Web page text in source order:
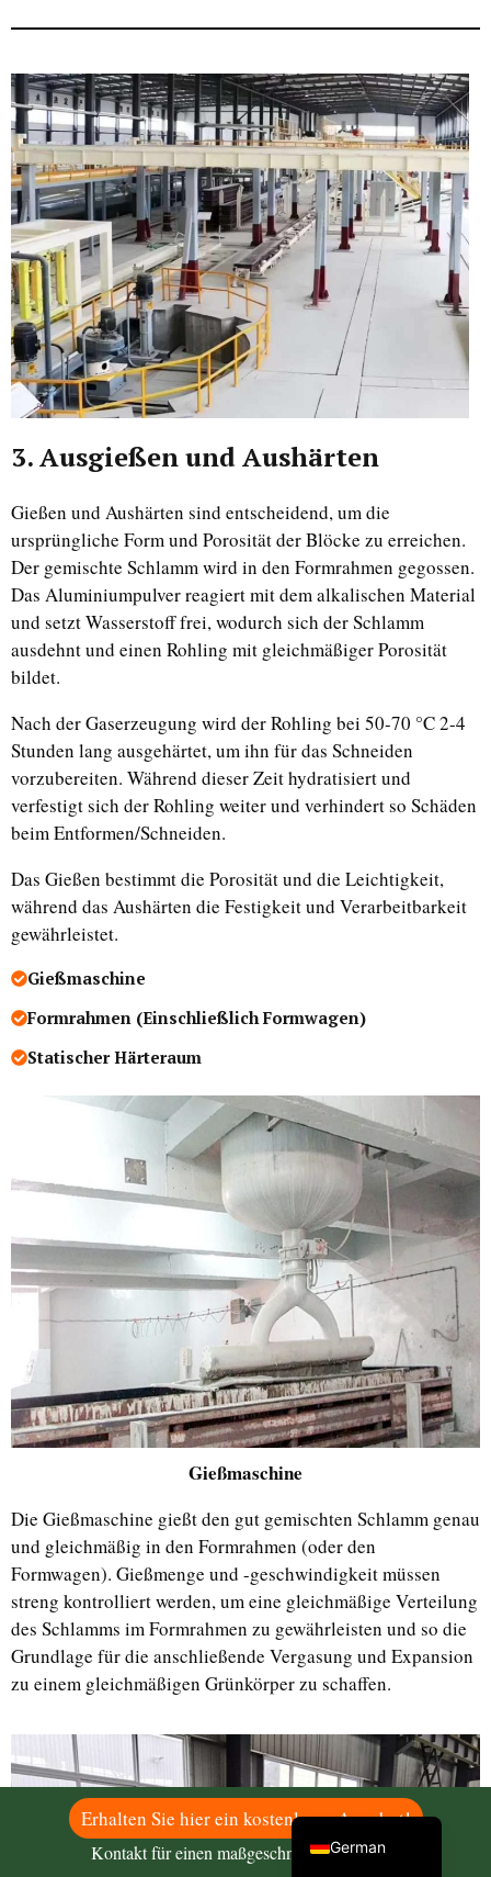
3. Ausgießen und Aushärten
Gießen und Aushärten sind entscheidend, um die
ursprüngliche Form und Porosität der Blöcke zu erreichen.
Der gemischte Schlamm wird in den Formrahmen gegossen.
Das Aluminiumpulver reagiert mit dem alkalischen Material
und setzt Wasserstoff frei, wodurch sich der Schlamm
ausdehnt und einen Rohling mit gleichmäßiger Porosität
bildet.
Nach der Gaserzeugung wird der Rohling bei 50-70 °C 2-4
Stunden lang ausgehärtet, um ihn für das Schneiden
vorzubereiten. Während dieser Zeit hydratisiert und
verfestigt sich der Rohling weiter und verhindert so Schäden
beim Entformen/Schneiden.
Das Gießen bestimmt die Porosität und die Leichtigkeit,
während das Aushärten die Festigkeit und Verarbeitbarkeit
gewährleistet.
Gießmaschine
Formrahmen (einschließlich Formwagen)
Statischer Härteraum
Gießmaschine
Die Gießmaschine gießt den gut gemischten Schlamm genau
und gleichmäßig in den Formrahmen (oder den
Formwagen). Gießmenge und -geschwindigkeit müssen
streng kontrolliert werden, um eine gleichmäßige Verteilung
des Schlamms im Formrahmen zu gewährleisten und so die
Grundlage für die anschließende Vergasung und Expansion
zu einem gleichmäßigen Grünkörper zu schaffen.
Erhalten Sie hier ein kostenloses Angebot!
Kontakt für einen maßgeschneiderten Plan!
German
English
Spanish
French
Russian
Portuguese
Italian
Indonesian
Malay